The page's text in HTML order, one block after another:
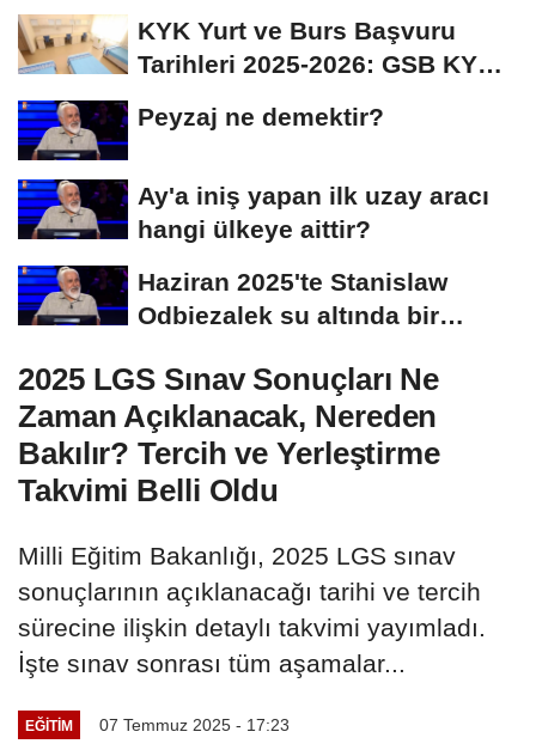
KYK Yurt ve Burs Başvuru
Tarihleri 2025-2026: GSB KYK
Peyzaj ne demektir?
Ay'a iniş yapan ilk uzay aracı
hangi ülkeye aittir?
Haziran 2025'te Stanislaw
Odbiezalek su altında bir
2025 LGS Sınav Sonuçları Ne
Zaman Açıklanacak, Nereden
Bakılır? Tercih ve Yerleştirme
Takvimi Belli Oldu
Milli Eğitim Bakanlığı, 2025 LGS sınav
sonuçlarının açıklanacağı tarihi ve tercih
sürecine ilişkin detaylı takvimi yayımladı.
İşte sınav sonrası tüm aşamalar...
EĞITIM 07 Temmuz 2025 - 17:23